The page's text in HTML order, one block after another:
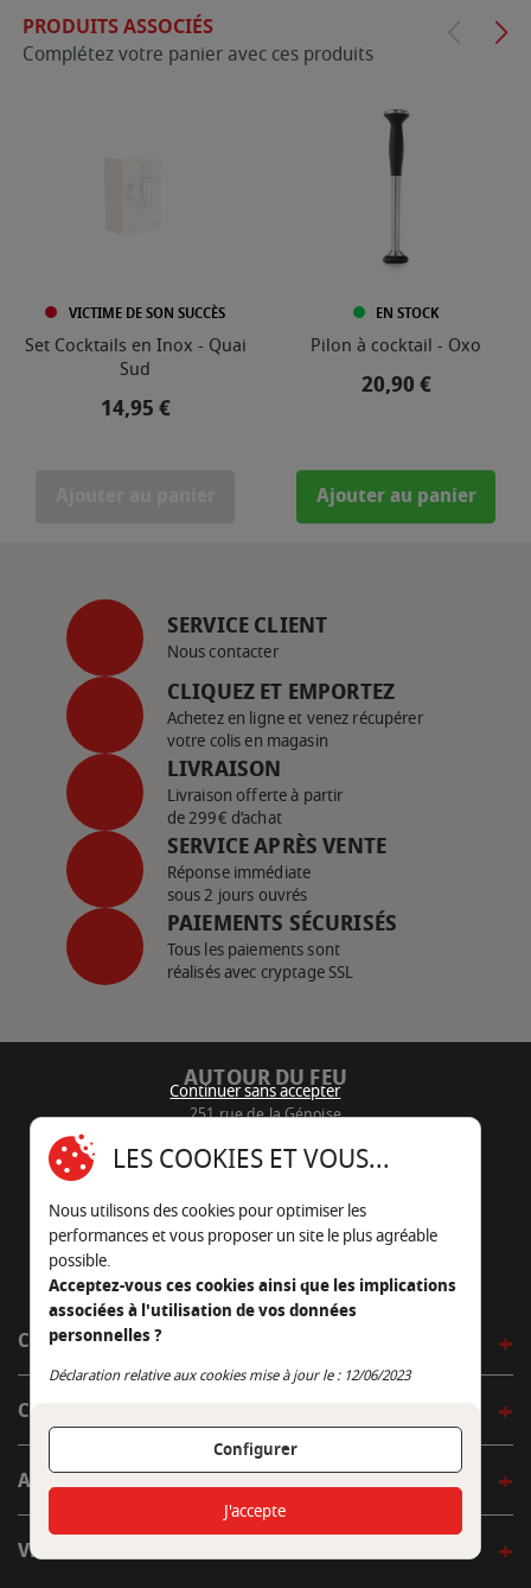
PRODUITS ASSOCIÉS
Complétez votre panier avec ces produits
VICTIME DE SON SUCCÈS
Set Cocktails en Inox - Quai
Sud
Prix
14,95 €
EN STOCK
Pilon à cocktail - Oxo
Prix
20,90 €
Ajouter au panier
SERVICE CLIENT
Nous contacter
CLIQUEZ ET EMPORTEZ
Achetez en ligne et venez récupérer
votre colis en magasin
LIVRAISON
Livraison offerte à partir
de 299€ d’achat
SERVICE APRÈS VENTE
Réponse immédiate
sous 2 jours ouvrés
PAIEMENTS SÉCURISÉS
Tous les paiements sont
réalisés avec cryptage SSL
AUTOUR DU FEU
251 rue de la Génoise
05 45 22 98 09
Nous envoyer un e-mail
CÔTÉ OUTDOOR
CÔTÉ INDOOR
AUTOUR DE LA TABLE
VENIR EN BOUTIQUE
Continuer sans accepter
LES COOKIES ET VOUS...
Nous utilisons des cookies pour optimiser les
performances et vous proposer un site le plus agréable
possible.
Acceptez-vous ces cookies ainsi que les implications
associées à l'utilisation de vos données
personnelles ?
Déclaration relative aux cookies mise à jour le : 12/06/2023
Configurer
Continuer sans accepter
J'accepte